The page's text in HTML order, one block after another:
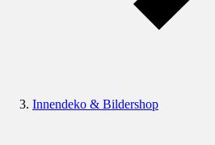
Innendeko & Bildershop